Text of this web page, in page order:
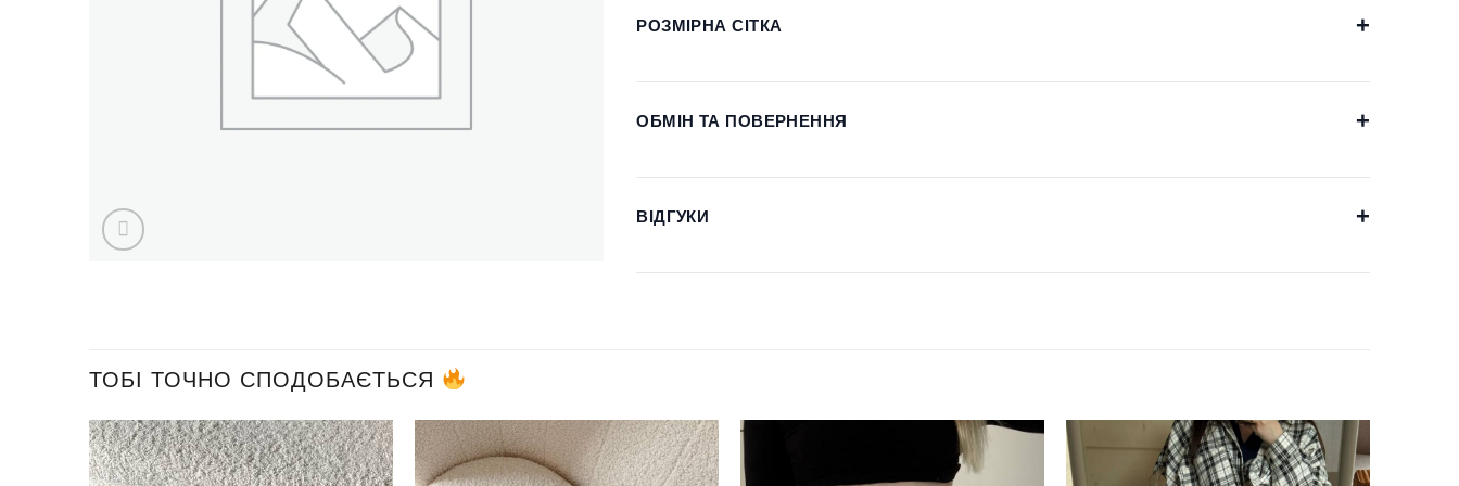
РОЗМІРНА СІТКА +
ОБМІН ТА ПОВЕРНЕННЯ +
ВІДГУКИ +
ТОБІ ТОЧНО СПОДОБАЄТЬСЯ